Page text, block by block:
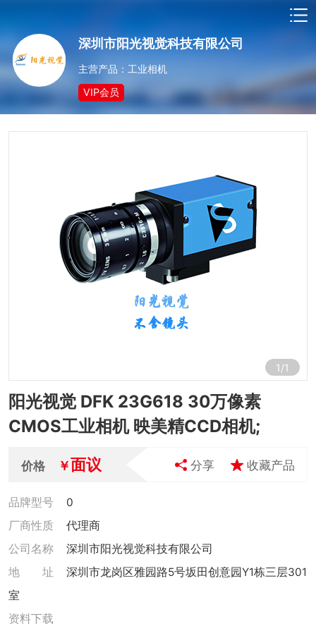
深圳市阳光视觉科技有限公司
主营产品：工业相机
VIP会员
1/1
阳光视觉 DFK 23G618 30万像素
CMOS工业相机 映美精CCD相机;
价格 ￥面议 分享 收藏产品
品牌型号
0
厂商性质
代理商
公司名称
深圳市阳光视觉科技有限公司
地 址
深圳市龙岗区雅园路5号坂田创意园Y1栋三层301
室
资料下载